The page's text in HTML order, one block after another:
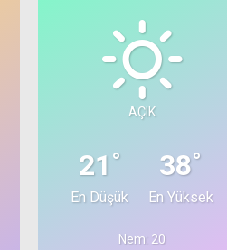
AÇIK
21°
En Düşük
38°
En Yüksek
Nem: 20